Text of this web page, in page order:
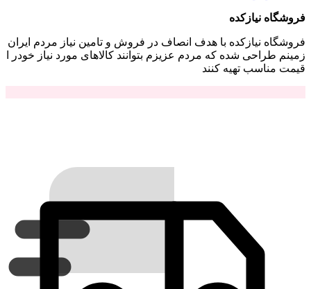
فروشگاه نیازکده
فروشگاه نیازکده با هدف انصاف در فروش و تامین نیاز مردم ایران
زمینم طراحی شده که مردم عزیزم بتوانند کالاهای مورد نیاز خودر ا
قیمت مناسب تهیه کنند